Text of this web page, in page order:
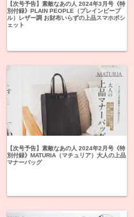
【次号予告】素敵なあの人 2024年3月号《特
別付録》PLAIN PEOPLE（プレインピープ
ル）レザー調 お財布いらずの上品スマホポシ
ェット
【次号予告】素敵なあの人 2024年2月号《特
別付録》MATURIA（マチュリア）大人の上品
マナーバッグ